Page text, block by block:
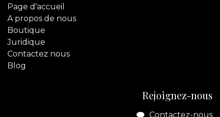
Page d'accueil
A propos de nous
Boutique
Juridique
Contactez nous
Blog
Rejoignez-nous
Contactez-nous